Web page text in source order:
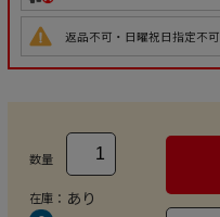
返品不可・日曜祝日指定不可
数量
在庫： あり